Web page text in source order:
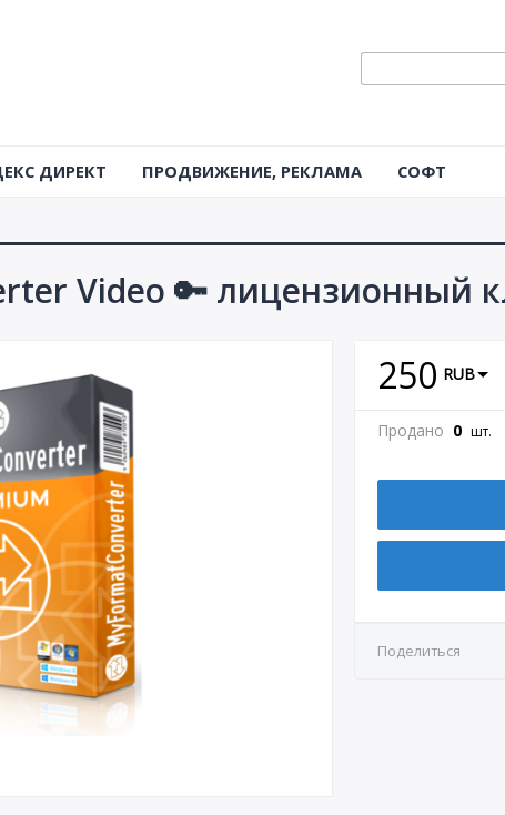
ДИРЕКТ ПРОДВИЖЕНИЕ, РЕКЛАМА СОФТ
Video 🔑 лицензионный
250 RUB
Продано 0 шт.
Поделиться